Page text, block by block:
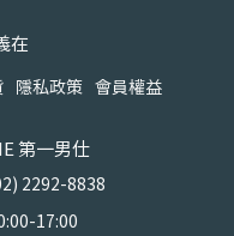
在
隱私政策 會員權益
第一男仕
2292-8838
17:00